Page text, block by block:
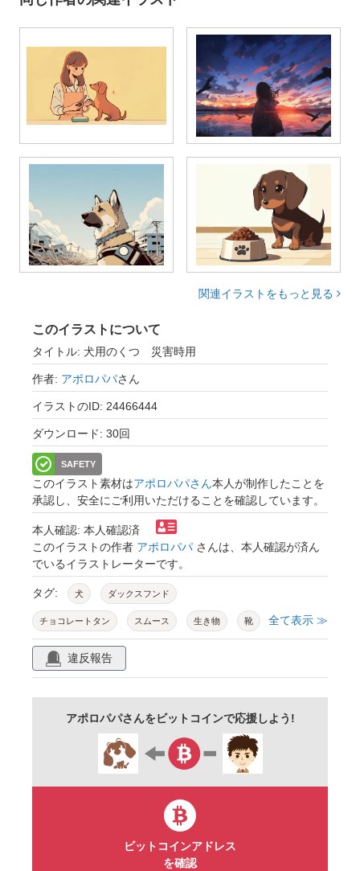
関連イラストをもっと見る
このイラストについて
タイトル: 犬用のくつ 災害時用
作者: アポロパパさん
イラストのID: 24466444
ダウンロード: 30回
SAFETY
このイラスト素材はアポロパパさん本人が制作したことを
承認し、安全にご利用いただけることを確認しています。
本人確認: 本人確認済
このイラストの作者 アポロパパ さんは、本人確認が済ん
でいるイラストレーターです。
タグ: 犬 ダックスフンド
チョコレートタン スムース 生き物 靴
防災グッズ 災害
全て表示 ≫
違反報告
アポロパパさんをビットコインで応援しよう!
ビットコインアドレス
を確認